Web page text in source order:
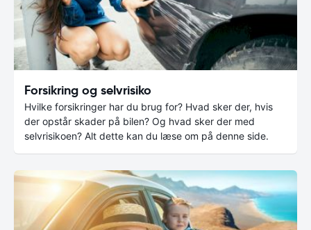
Forsikring og selvrisiko
Hvilke forsikringer har du brug for? Hvad sker der, hvis
der opstår skader på bilen? Og hvad sker der med
selvrisikoen? Alt dette kan du læse om på denne side.